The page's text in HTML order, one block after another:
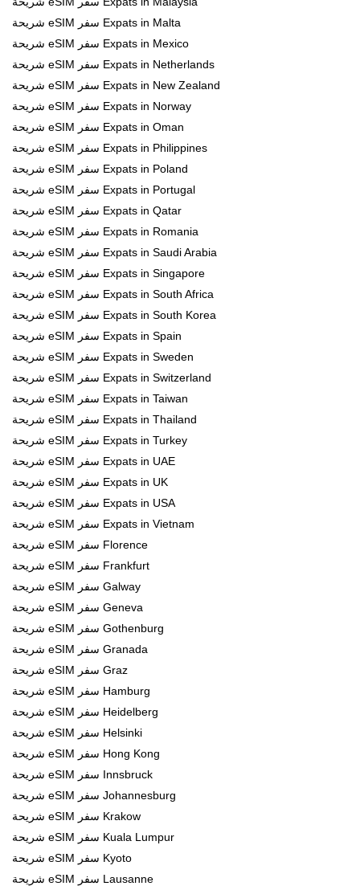
شريحة eSIM سفر Expats in Malta
شريحة eSIM سفر Expats in Mexico
شريحة eSIM سفر Expats in Netherlands
شريحة eSIM سفر Expats in New Zealand
شريحة eSIM سفر Expats in Norway
شريحة eSIM سفر Expats in Oman
شريحة eSIM سفر Expats in Philippines
شريحة eSIM سفر Expats in Poland
شريحة eSIM سفر Expats in Portugal
شريحة eSIM سفر Expats in Qatar
شريحة eSIM سفر Expats in Romania
شريحة eSIM سفر Expats in Saudi Arabia
شريحة eSIM سفر Expats in Singapore
شريحة eSIM سفر Expats in South Africa
شريحة eSIM سفر Expats in South Korea
شريحة eSIM سفر Expats in Spain
شريحة eSIM سفر Expats in Sweden
شريحة eSIM سفر Expats in Switzerland
شريحة eSIM سفر Expats in Taiwan
شريحة eSIM سفر Expats in Thailand
شريحة eSIM سفر Expats in Turkey
شريحة eSIM سفر Expats in UAE
شريحة eSIM سفر Expats in UK
شريحة eSIM سفر Expats in USA
شريحة eSIM سفر Expats in Vietnam
شريحة eSIM سفر Florence
شريحة eSIM سفر Frankfurt
شريحة eSIM سفر Galway
شريحة eSIM سفر Geneva
شريحة eSIM سفر Gothenburg
شريحة eSIM سفر Granada
شريحة eSIM سفر Graz
شريحة eSIM سفر Hamburg
شريحة eSIM سفر Heidelberg
شريحة eSIM سفر Helsinki
شريحة eSIM سفر Hong Kong
شريحة eSIM سفر Innsbruck
شريحة eSIM سفر Johannesburg
شريحة eSIM سفر Krakow
شريحة eSIM سفر Kuala Lumpur
شريحة eSIM سفر Kyoto
شريحة eSIM سفر Lausanne